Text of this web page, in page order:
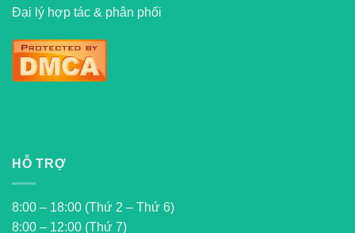
Đại lý hợp tác & phân phối
HỖ TRỢ
8:00 – 18:00 (Thứ 2 – Thứ 6)
8:00 – 12:00 (Thứ 7)